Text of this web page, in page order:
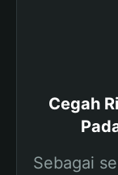
Cegah
Sebagai